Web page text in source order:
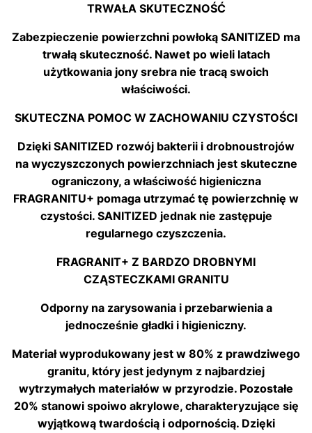
TRWAŁA SKUTECZNOŚĆ
Zabezpieczenie powierzchni powłoką SANITIZED ma
trwałą skuteczność. Nawet po wieli latach
użytkowania jony srebra nie tracą swoich
właściwości.
SKUTECZNA POMOC W ZACHOWANIU CZYSTOŚCI
Dzięki SANITIZED rozwój bakterii i drobnoustrojów
na wyczyszczonych powierzchniach jest skuteczne
ograniczony, a właściwość higieniczna
FRAGRANITU+ pomaga utrzymać tę powierzchnię w
czystości. SANITIZED jednak nie zastępuje
regularnego czyszczenia.
FRAGRANIT+ Z BARDZO DROBNYMI
CZĄSTECZKAMI GRANITU
Odporny na zarysowania i przebarwienia a
jednocześnie gładki i higieniczny.
Materiał wyprodukowany jest w 80% z prawdziwego
granitu, który jest jedynym z najbardziej
wytrzymałych materiałów w przyrodzie. Pozostałe
20% stanowi spoiwo akrylowe, charakteryzujące się
wyjątkową twardością i odpornością. Dzięki